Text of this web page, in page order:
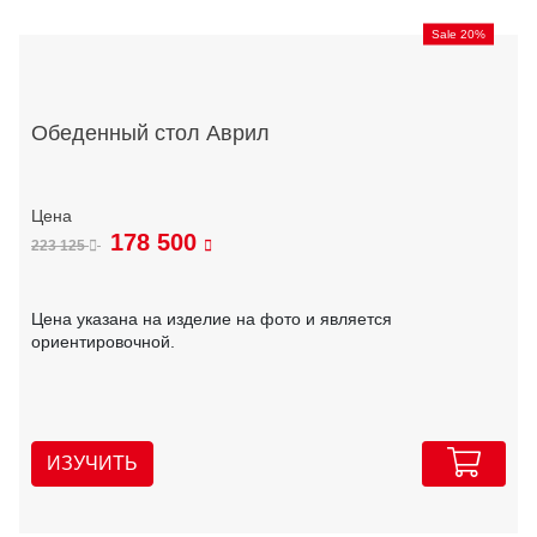
Sale 20%
Обеденный стол Аврил
223 125 178 500
Цена указана на изделие на фото и является
ориентировочной.
ИЗУЧИТЬ